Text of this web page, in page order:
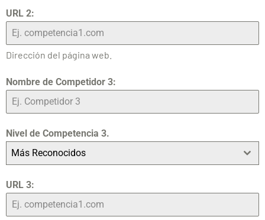
URL 2:
Dirección del página web.
Nombre de Competidor 3:
Nivel de Competencia 3.
Más Reconocidos
URL 3: